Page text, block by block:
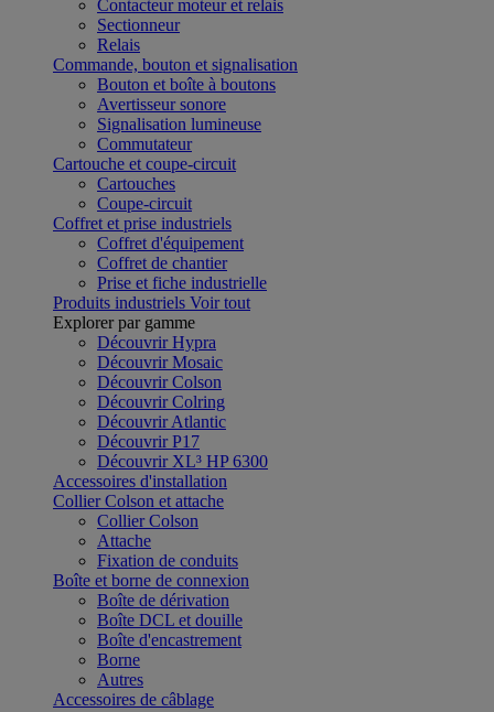
Contacteur moteur et relais
Sectionneur
Relais
Commande, bouton et signalisation
Bouton et boîte à boutons
Avertisseur sonore
Signalisation lumineuse
Commutateur
Cartouche et coupe-circuit
Cartouches
Coupe-circuit
Coffret et prise industriels
Coffret d'équipement
Coffret de chantier
Prise et fiche industrielle
Produits industriels Voir tout
Explorer par gamme
Découvrir Hypra
Découvrir Mosaic
Découvrir Colson
Découvrir Colring
Découvrir Atlantic
Découvrir P17
Découvrir XL³ HP 6300
Accessoires d'installation
Collier Colson et attache
Collier Colson
Attache
Fixation de conduits
Boîte et borne de connexion
Boîte de dérivation
Boîte DCL et douille
Boîte d'encastrement
Borne
Autres
Accessoires de câblage